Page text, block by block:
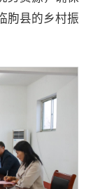
朐县的乡村振